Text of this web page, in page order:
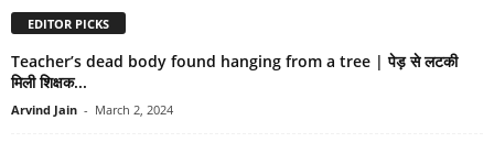
EDITOR PICKS
Teacher’s dead body found hanging from a tree | पेड़ से लटकी
मिली शिक्षक...
Arvind Jain - March 2, 2024